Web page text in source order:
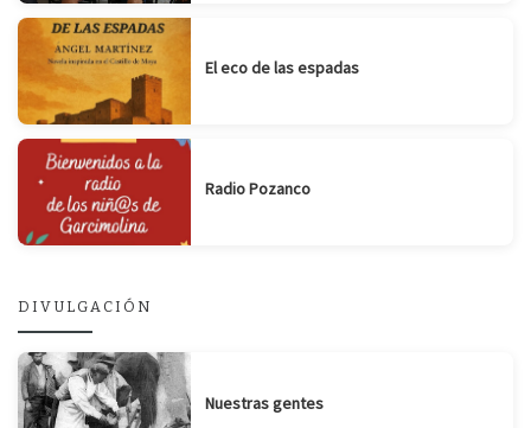
El eco de las espadas
Radio Pozanco
DIVULGACIÓN
Nuestras gentes